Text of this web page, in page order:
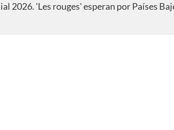
2026. 'Les rouges' esperan por Países